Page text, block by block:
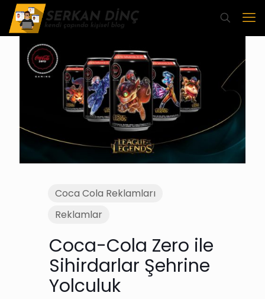
Coca Cola Reklamları
Reklamlar
Coca-Cola Zero ile
Sihirdarlar Şehrine
Yolculuk